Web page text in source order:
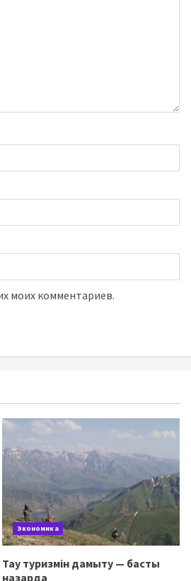
моих комментариев.
Экономика
Тау туризмін дамыту — басты
назарда